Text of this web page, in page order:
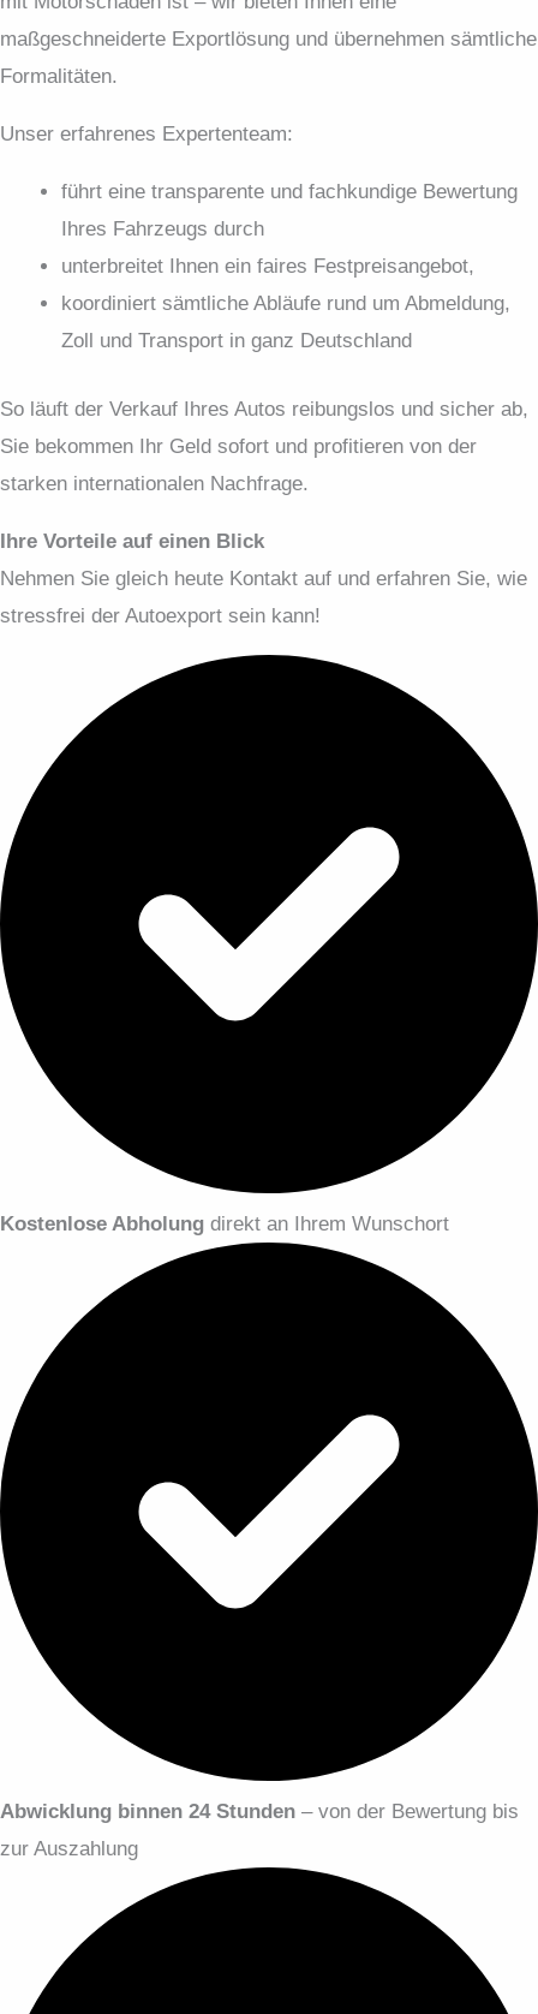
maßgeschneiderte Export­lösung und übernehmen sämtliche
Formalitäten.
Unser erfahrenes Expertenteam:
führt eine transparente und fachkundige Bewertung
Ihres Fahrzeugs durch
unterbreitet Ihnen ein faires Festpreis­angebot,
koordiniert sämtliche Abläufe rund um Abmeldung,
Zoll und Transport in ganz Deutschland
So läuft der Verkauf Ihres Autos reibungslos und sicher ab,
Sie bekommen Ihr Geld sofort und profitieren von der
starken internationalen Nachfrage.
Ihre Vorteile auf einen Blick
Nehmen Sie gleich heute Kontakt auf und erfahren Sie, wie
stressfrei der Autoexport sein kann!
Kostenlose Abholung direkt an Ihrem Wunschort
Abwicklung binnen 24 Stunden – von der Bewertung bis
zur Auszahlung